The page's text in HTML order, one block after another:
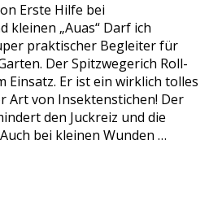
Erste Hilfe bei
kleinen „Auas“ Darf ich
praktischer Begleiter für
Der Spitzwegerich Roll-
Einsatz. Er ist ein wirklich tolles
Art von Insektenstichen! Der
den Juckreiz und die
bei kleinen Wunden …